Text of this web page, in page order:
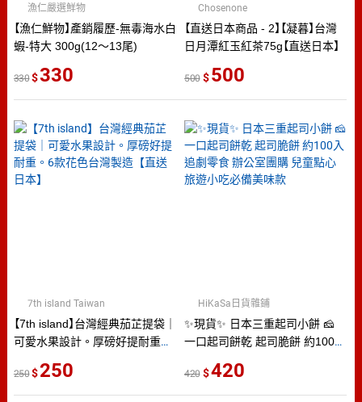
【漁仁鮮物】產銷履歷-無毒海水白
蝦-特大 300g(12～13尾)
漁仁嚴選鮮物
330 330
【直送日本商品 - 2】【凝暮】台灣
日月潭紅玉紅茶75g【直送日本】
Chosenone
500 500
【7th island】台灣經典茄芷提袋｜
可愛水果設計。厚磅好提耐重。
7th island Taiwan
250 250
✨現貨✨ 日本三重起司小餅 🧀️
一口起司餅乾 起司脆餅 約100入
旅遊小吃必備美味款
HiKaSa日貨雜鋪
420 420